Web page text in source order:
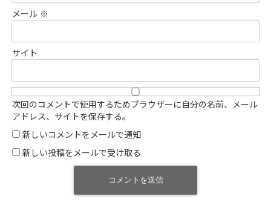
メール ※
サイト
次回のコメントで使用するためブラウザーに自分の名前、メール
アドレス、サイトを保存する。
新しいコメントをメールで通知
新しい投稿をメールで受け取る